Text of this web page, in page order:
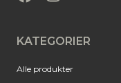
KATEGORIER
Alle produkter